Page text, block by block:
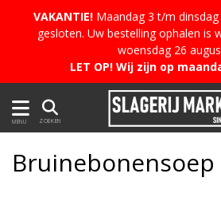
VAKANTIE! Maandag 3 t/m
gesloten. Uw bestelling ophalen is
woensdag 26
LET OP! Wij zijn op
MENU ZOEKEN
Bruinebonensoep